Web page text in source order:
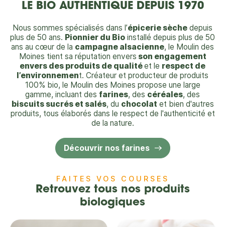
LE BIO AUTHENTIQUE DEPUIS 1970
Nous sommes spécialisés dans l’épicerie sèche depuis
plus de 50 ans. Pionnier du Bio installé depuis plus de 50
ans au cœur de la campagne alsacienne, le Moulin des
Moines tient sa réputation envers son engagement
envers des produits de qualitéet le respect de
l’environnement. Créateur et producteur de produits
100% bio, le Moulin des Moines propose une large
gamme, incluant des farines, des céréales, des
biscuits sucrés et salés, du chocolat et bien d'autres
produits, tous élaborés dans le respect de l'authenticité et
de la nature.
Découvrir nos farines
FAITES VOS COURSES
Retrouvez tous nos produits
biologiques